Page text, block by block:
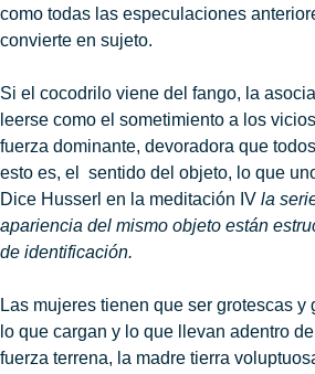
como todas las especulaciones
convierte en sujeto.
Si el cocodrilo viene del fango, la
leerse como el sometimiento a los
fuerza dominante, devoradora que
esto es, el sentido del objeto, lo que
Dice Husserl en la meditación IV la
apariencia del mismo objeto están
de identificación.
Las mujeres tienen que ser grotescas y
lo que cargan y lo que llevan adentro
fuerza terrena, la madre tierra